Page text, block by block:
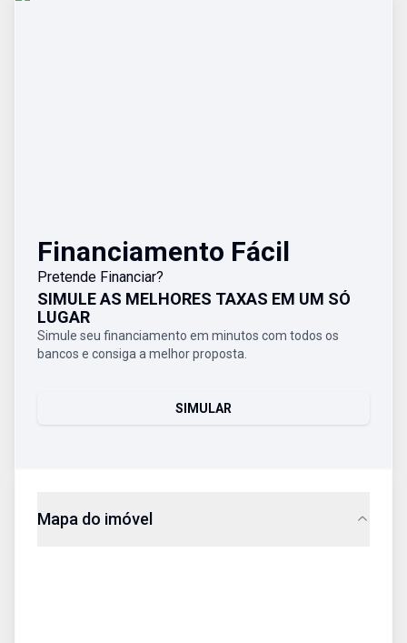
Financiamento Fácil
Pretende Financiar?
SIMULE AS MELHORES TAXAS EM UM SÓ
LUGAR
Simule seu financiamento em minutos com todos os
bancos e consiga a melhor proposta.
SIMULAR
Mapa do imóvel